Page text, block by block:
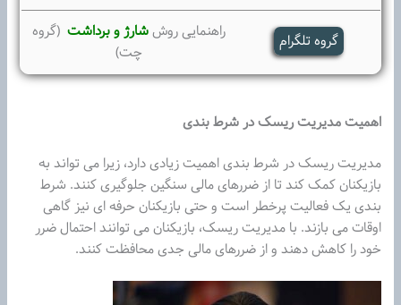
گروه تلگرام راهنمایی روششارژ و برداشت (گروه
چت)
اهمیت مدیریت ریسک در شرط بندی
مدیریت ریسک در شرط بندی اهمیت زیادی دارد، زیرا می تواند به
بازیکنان کمک کند تا از ضررهای مالی سنگین جلوگیری کنند. شرط
بندی یک فعالیت پرخطر است و حتی بازیکنان حرفه ای نیز گاهی
اوقات می بازند. با مدیریت ریسک، بازیکنان می توانند احتمال ضرر
خود را کاهش دهند و از ضررهای مالی جدی محافظت کنند.